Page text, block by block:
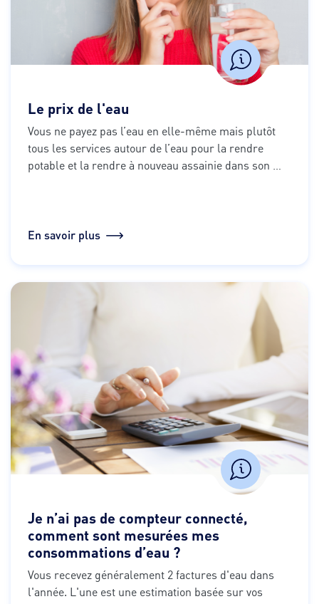
Le prix de l'eau
Vous ne payez pas l’eau en elle-même mais plutôt
tous les services autour de l’eau pour la rendre
potable et la rendre à nouveau assainie dans son
En savoir plus
Je n’ai pas de compteur connecté,
comment sont mesurées mes
consommations d’eau ?
Vous recevez généralement 2 factures d'eau dans
l'année. L'une est une estimation basée sur vos